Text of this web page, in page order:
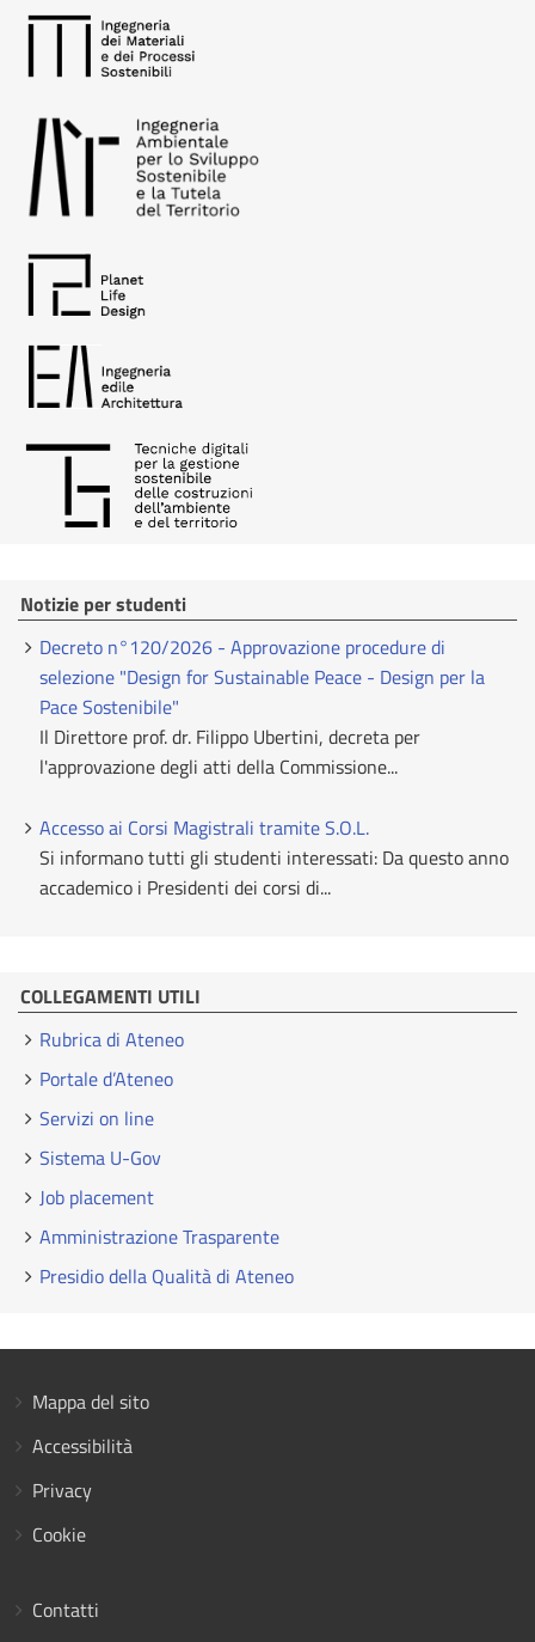
Notizie per studenti
Decreto n°120/2026 - Approvazione procedure di
selezione "Design for Sustainable Peace - Design per la
Pace Sostenibile"
Il Direttore prof. dr. Filippo Ubertini, decreta per
l'approvazione degli atti della Commissione...
Accesso ai Corsi Magistrali tramite S.O.L.
Si informano tutti gli studenti interessati: Da questo anno
accademico i Presidenti dei corsi di...
COLLEGAMENTI UTILI
Rubrica di Ateneo
Portale d’Ateneo
Servizi on line
Sistema U-Gov
Job placement
Amministrazione Trasparente
Presidio della Qualità di Ateneo
Mappa del sito
Accessibilità
Privacy
Cookie
Contatti